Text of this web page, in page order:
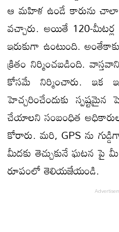
ఆ మహిళ ఉండే కారును చాలా
వచ్చారు. అయితే 120-
ఇరుకుగా ఉంటుంది.
క్రితం నిర్మించబడింది.
కోసమే నిర్మించారు. ఇక
హెచ్చరించేందుకు స్పష్టమైన
చేయాలని సంబంధిత
కోరారు. మరి, GPS ను
మీదకు తెచ్చుకునే ఘటన
రూపంలో తెలియజేయండి.